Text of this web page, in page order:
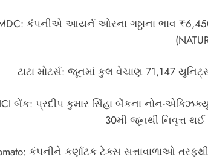
કંપનીએ આયર્ન ઓરના ગઠ્ઠાના ભાવ
ટાટા મોટર્સ: જૂનમાં કુલ વેચાણ 71,147
બેંક: પ્રદીપ કુમાર સિંહા બેંકના નોન-
30મી જૂનથી નિવૃત્ત થઈ
કંપનીને કર્ણાટક ટેક્સ સત્તાવાળાઓ